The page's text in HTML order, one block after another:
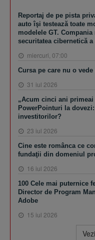
Reportaj de pe pista
auto îşi testează toate
modelele GT.
securitatea cibernetică a
miercuri, 07:00
Cursa pe care nu o
31 iul 2026
„Acum cinci ani
PowerPointuri la
investitorilor?
23 iul 2026
Cine este românca ce
fundaţii din domeniul
16 iul 2026
100 Cele mai puternice
Director de Program
Adobe
15 iul 2026